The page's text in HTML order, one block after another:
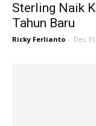
Sterling Naik
Tahun Baru
Ricky Ferlianto - Dec